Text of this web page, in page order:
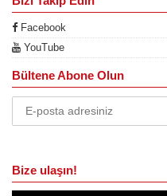
Facebook
YouTube
Bültene Abone Olun
Bize ulaşın!